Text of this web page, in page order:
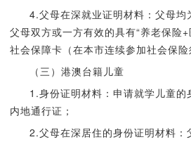
4.父母在深就业证明材料：父母均
父母双方或一方有效的具有“养老保险
社会保障卡（在本市连续参加社会保险
（三）港澳台籍儿童
1.身份证明材料：申请就学儿童的
内地通行证；
2.父母在深居住的身份证明材料：